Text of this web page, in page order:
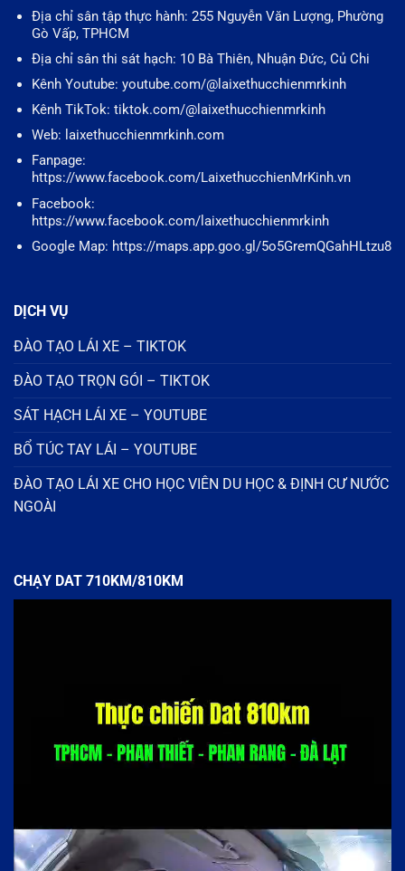
Địa chỉ sân tập thực hành: 255 Nguyễn Văn Lượng, Phường
Gò Vấp, TPHCM
Địa chỉ sân thi sát hạch: 10 Bà Thiên, Nhuận Đức, Củ Chi
Kênh Youtube: youtube.com/@laixethucchienmrkinh
Kênh TikTok: tiktok.com/@laixethucchienmrkinh
Web: laixethucchienmrkinh.com
Fanpage:
https://www.facebook.com/LaixethucchienMrKinh.vn
Facebook:
https://www.facebook.com/laixethucchienmrkinh
Google Map: https://maps.app.goo.gl/5o5GremQGahHLtzu8
DỊCH VỤ
ĐÀO TẠO LÁI XE – TIKTOK
ĐÀO TẠO TRỌN GÓI – TIKTOK
SÁT HẠCH LÁI XE – YOUTUBE
BỔ TÚC TAY LÁI – YOUTUBE
ĐÀO TẠO LÁI XE CHO HỌC VIÊN DU HỌC & ĐỊNH CƯ NƯỚC
NGOÀI
CHẠY DAT 710KM/810KM